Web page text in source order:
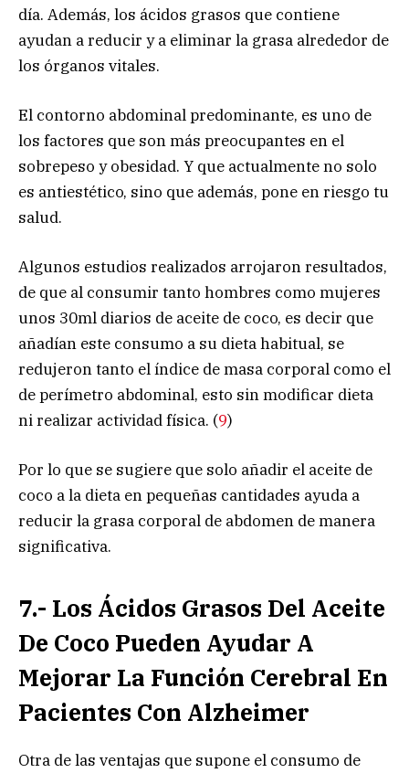
día. Además, los ácidos grasos que contiene
ayudan a reducir y a eliminar la grasa alrededor de
los órganos vitales.
El contorno abdominal predominante, es uno de
los factores que son más preocupantes en el
sobrepeso y obesidad. Y que actualmente no solo
es antiestético, sino que además, pone en riesgo tu
salud.
Algunos estudios realizados arrojaron resultados,
de que al consumir tanto hombres como mujeres
unos 30ml diarios de aceite de coco, es decir que
añadían este consumo a su dieta habitual, se
redujeron tanto el índice de masa corporal como el
de perímetro abdominal, esto sin modificar dieta
ni realizar actividad física. (9)
Por lo que se sugiere que solo añadir el aceite de
coco a la dieta en pequeñas cantidades ayuda a
reducir la grasa corporal de abdomen de manera
significativa.
7.- Los Ácidos Grasos Del Aceite
De Coco Pueden Ayudar A
Mejorar La Función Cerebral En
Pacientes Con Alzheimer
Otra de las ventajas que supone el consumo de